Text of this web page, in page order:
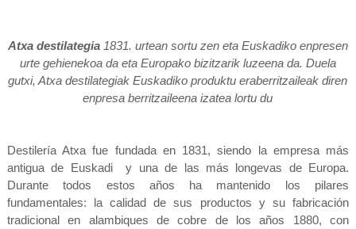
Atxa destilategia 1831. urtean sortu zen eta Euskadiko enpresen
urte gehienekoa da eta Europako bizitzarik luzeena da. Duela
gutxi, Atxa destilategiak Euskadiko produktu eraberritzaileak diren
enpresa berritzaileena izatea lortu du
Destilería Atxa fue fundada en 1831, siendo la empresa más
antigua de Euskadi y una de las más longevas de Europa.
Durante todos estos años ha mantenido los pilares
fundamentales: la calidad de sus productos y su fabricación
tradicional en alambiques de cobre de los años 1880, con